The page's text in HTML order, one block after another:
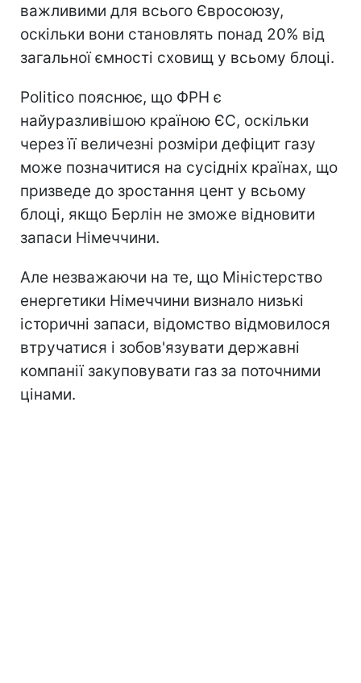
важливими для всього Євросоюзу,
оскільки вони становлять понад 20% від
загальної ємності сховищ у всьому блоці.
Politico пояснює, що ФРН є
найуразливішою країною ЄС, оскільки
через її величезні розміри дефіцит газу
може позначитися на сусідніх країнах, що
призведе до зростання цент у всьому
блоці, якщо Берлін не зможе відновити
запаси Німеччини.
Але незважаючи на те, що Міністерство
енергетики Німеччини визнало низькі
історичні запаси, відомство відмовилося
втручатися і зобов'язувати державні
компанії закуповувати газ за поточними
цінами.